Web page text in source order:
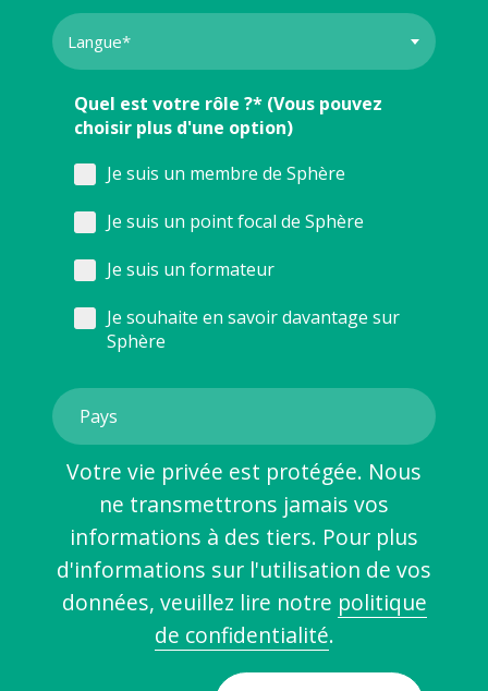
Quel est votre rôle ?* (Vous pouvez
choisir plus d'une option)
Je suis un membre de Sphère
Je suis un point focal de Sphère
Je suis un formateur
Je souhaite en savoir davantage sur
Sphère
Votre vie privée est protégée. Nous
ne transmettrons jamais vos
informations à des tiers. Pour plus
d'informations sur l'utilisation de vos
données, veuillez lire notre politique
de confidentialité.